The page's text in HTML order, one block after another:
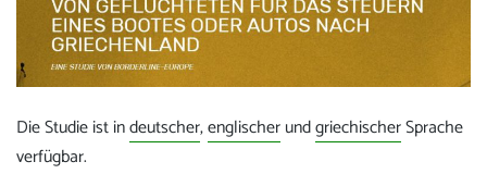
Die Studie ist indeutscher,englischerundgriechischerSprache
verfügbar.